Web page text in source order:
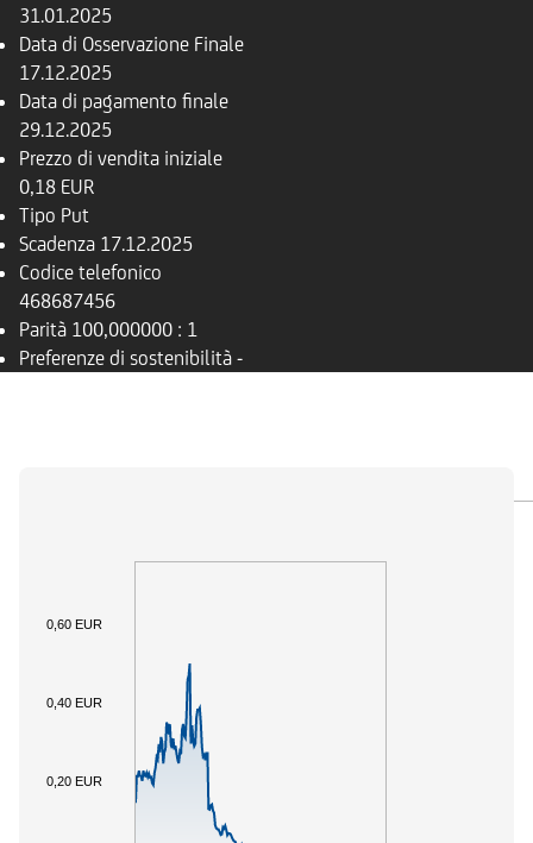
31.01.2025
Data di Osservazione Finale
17.12.2025
Data di pagamento finale
29.12.2025
Prezzo di vendita iniziale
0,18 EUR
Tipo Put
Scadenza 17.12.2025
Codice telefonico
468687456
Parità 100,000000 : 1
Preferenze di sostenibilità -
0,20 EUR
0,40 EUR
0,60 EUR